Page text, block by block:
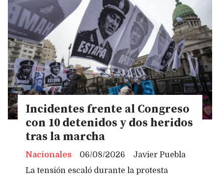
Incidentes frente al Congreso
con 10 detenidos y dos heridos
tras la marcha
Javier Puebla
Nacionales
06/08/2026
La tensión escaló durante la protesta